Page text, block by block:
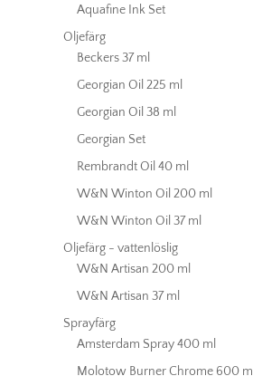
Aquafine Ink Set
Oljefärg
Beckers 37 ml
Georgian Oil 225 ml
Georgian Oil 38 ml
Georgian Set
Rembrandt Oil 40 ml
W&N Winton Oil 200 ml
W&N Winton Oil 37 ml
Oljefärg - vattenlöslig
W&N Artisan 200 ml
W&N Artisan 37 ml
Sprayfärg
Amsterdam Spray 400 ml
Molotow Burner Chrome 600 ml